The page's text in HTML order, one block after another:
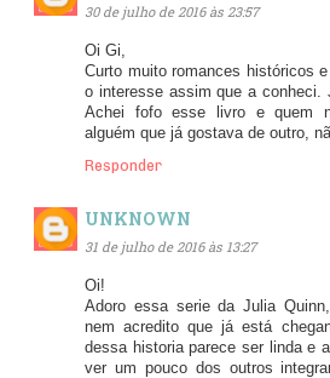
30 de julho de 2016 às 23:57
Oi Gi,
Curto muito romances históricos
o interesse assim que a conheci.
Achei fofo esse livro e quem
alguém que já gostava de outro,
Responder
UNKNOWN
31 de julho de 2016 às 13:27
Oi!
Adoro essa serie da Julia
nem acredito que já está
dessa historia parece ser linda e
ver um pouco dos outros